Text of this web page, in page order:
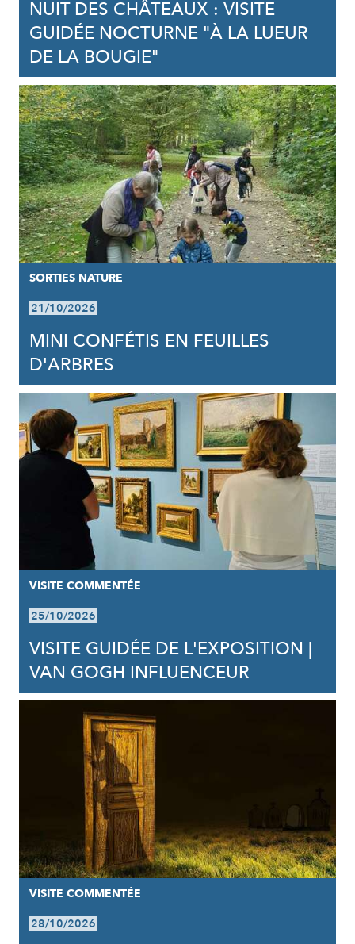
NUIT DES CHÂTEAUX : VISITE
GUIDÉE NOCTURNE "À LA LUEUR
DE LA BOUGIE"
SORTIES NATURE
21/10/2026
MINI CONFÉTIS EN FEUILLES
D'ARBRES
VISITE COMMENTÉE
25/10/2026
VISITE GUIDÉE DE L'EXPOSITION |
VAN GOGH INFLUENCEUR
VISITE COMMENTÉE
28/10/2026